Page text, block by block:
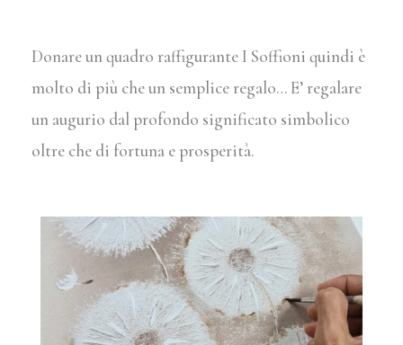
Donare un quadro raffigurante I Soffioni quindi è
molto di più che un semplice regalo… E’ regalare
un augurio dal profondo significato simbolico
oltre che di fortuna e prosperità.